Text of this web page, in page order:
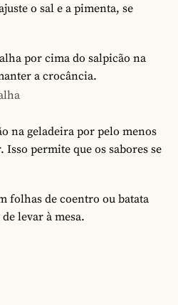
o sal e a pimenta, se
por cima do salpicão na
a crocância.
na geladeira por pelo menos
Isso permite que os sabores se
folhas de coentro ou batata
levar à mesa.